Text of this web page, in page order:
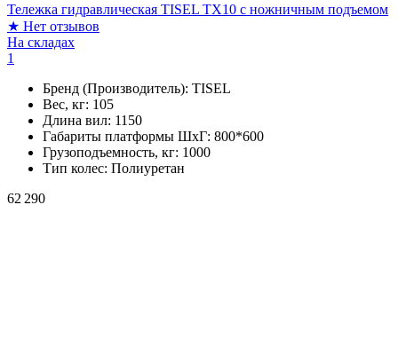
Тележка гидравлическая TISEL TX10 c ножничным подъемом
★ Нет отзывов
На складах
1
Бренд (Производитель): TISEL
Вес, кг: 105
Длина вил: 1150
Габариты платформы ШxГ: 800*600
Грузоподъемность, кг: 1000
Тип колес: Полиуретан
62 290